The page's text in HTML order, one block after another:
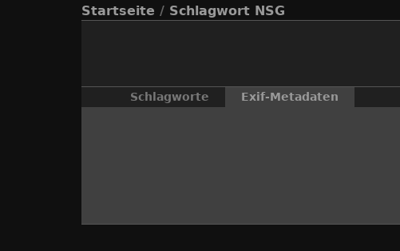
Startseite / Schlagwort NSG
Schlagworte
Exif-Metadaten